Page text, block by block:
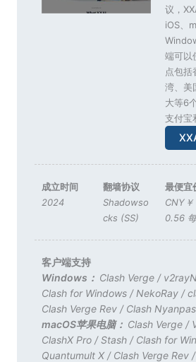
议，
iOS、
端可以
点包括
湾、美
大等6
支付宝
成立时间
2024
翻墙协议
Shadowso
cks (SS)
最便宜
CNY￥
0.56
客户端支持
Windows： Clash Verge/
Clash for Windows/ NekoRay/
Clash Verge Rev/ Clash
macOS苹果电脑： Clash Verge/
ClashX Pro/Stash/ Clash for
Quantumult X/ Clash Verge Rev/